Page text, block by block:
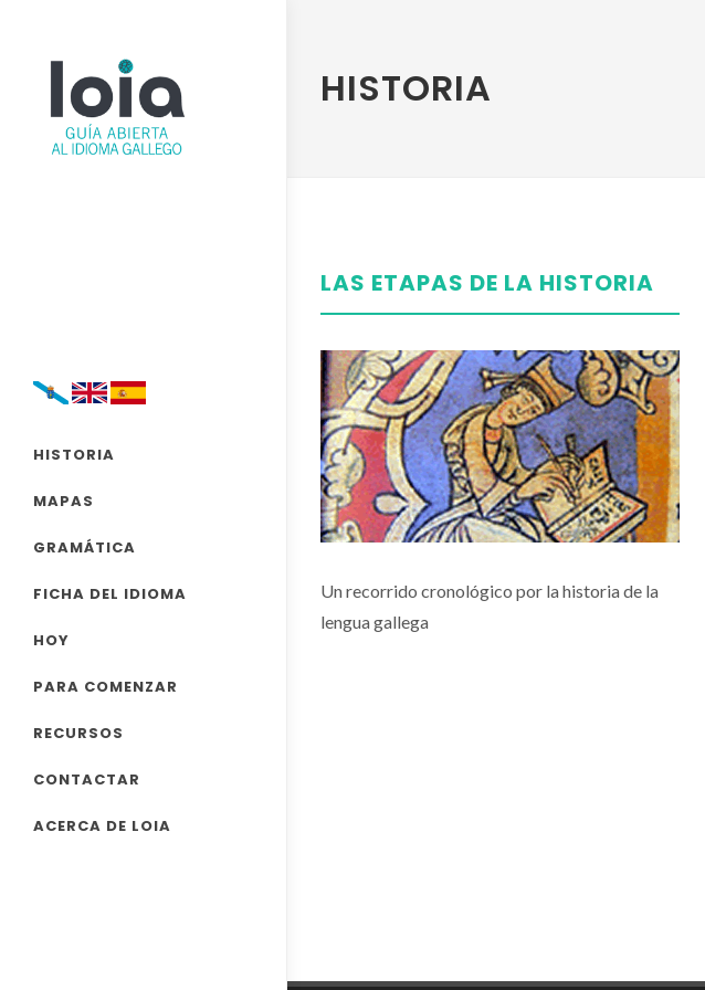
HISTORIA
MAPAS
GRAMÁTICA
FICHA DEL IDIOMA
HOY
PARA COMENZAR
RECURSOS
CONTACTAR
ACERCA DE LOIA
HISTORIA
LAS ETAPAS DE LA HISTORIA
Un recorrido cronológico por la historia de la
lengua gallega